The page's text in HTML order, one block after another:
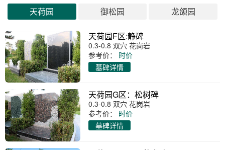
天荷园 御松园 龙颌园
天荷园F区:静碑
0.3-0.8 双穴 花岗岩
参考价：
时价
墓碑详情
天荷园G区：松树碑
0.3-0.8 双穴 花岗岩
参考价：
时价
墓碑详情